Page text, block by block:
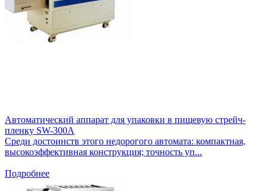
Автоматический аппарат для упаковки в пищевую стрейч-
пленку SW-300A
Среди достоинств этого недорогого автомата: компактная,
высокоэффективная конструкция; точность уп...
Подробнее